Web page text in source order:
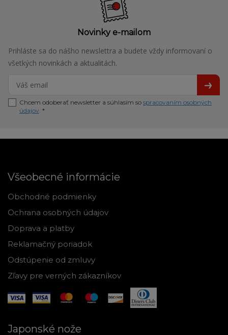
Novinky e-mailom
Prihláste sa do nášho newslettra a budete vždy informovaní o
všetkých novinkách a aktualitách.
Chcem odoberať newsletter a súhlasím so spracovaním osobných
údajov. *
Všeobecné informácie
Obchodné podmienky
Ochrana osobných údajov
Doprava a platby
Reklamačný poriadok
Odstúpenie od zmluvy
Zľavy pre verných zákazníkov
Japonské nože